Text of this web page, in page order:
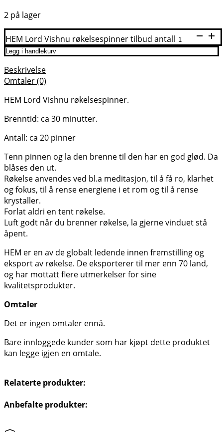
2 på lager
HEM Lord Vishnu røkelsespinner tilbud antall
Legg i handlekurv
Beskrivelse
Omtaler (0)
HEM Lord Vishnu røkelsespinner.
Brenntid: ca 30 minutter.
Antall: ca 20 pinner
Tenn pinnen og la den brenne til den har en god glød. Da
blåses den ut.
Røkelse anvendes ved bl.a meditasjon, til å få ro, klarhet
og fokus, til å rense energiene i et rom og til å rense
krystaller.
Forlat aldri en tent røkelse.
Luft godt når du brenner røkelse, la gjerne vinduet stå
åpent.
HEM er en av de globalt ledende innen fremstilling og
eksport av røkelse. De eksporterer til mer enn 70 land,
og har mottatt flere utmerkelser for sine
kvalitetsprodukter.
Omtaler
Det er ingen omtaler ennå.
Bare innloggede kunder som har kjøpt dette produktet
kan legge igjen en omtale.
Relaterte produkter:
Anbefalte produkter: